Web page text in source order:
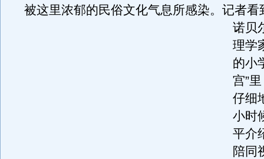
被这里浓郁的民俗文化气息所感染。 记者看
诺贝
理学
的小
宫”
仔细
小时
平介
陪同